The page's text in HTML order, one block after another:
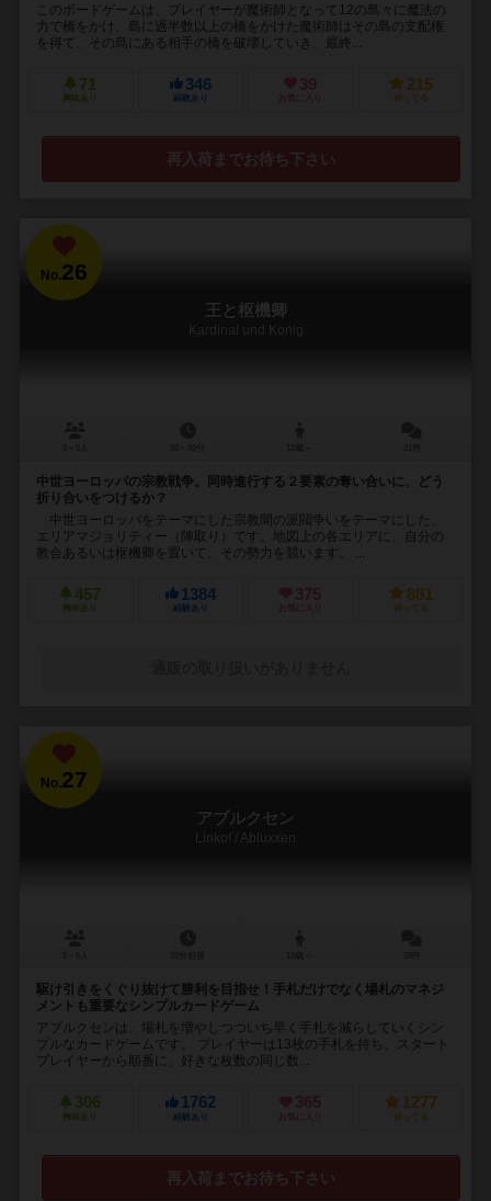
このボードゲームは、プレイヤーが魔術師となって12の島々に魔法の
力で橋をかけ、島に過半数以上の橋をかけた魔術師はその島の支配権
を得て、その島にある相手の橋を破壊していき、最終...
71
興味あり
346
経験あり
39
お気に入り
215
持ってる
再入荷までお待ち下さい
No.26
王と枢機卿
Kardinal und König
中世ヨーロッパの宗教戦争。同時進行する２要素の奪い合いに、どう
折り合いをつけるか？
中世ヨーロッパをテーマにした宗教間の派閥争いをテーマにした、
エリアマジョリティー（陣取り）です。地図上の各エリアに、自分の
教会あるいは枢機卿を置いて、その勢力を競います。 ...
457
興味あり
1384
経験あり
375
お気に入り
881
持ってる
No.27
アブルクセン
Linko! / Abluxxen
駆け引きをくぐり抜けて勝利を目指せ！手札だけでなく場札のマネジ
メントも重要なシンプルカードゲーム
アブルクセンは、場札を増やしつついち早く手札を減らしていくシン
プルなカードゲームです。 プレイヤーは13枚の手札を持ち、スタート
プレイヤーから順番に、好きな枚数の同じ数...
306
興味あり
1762
経験あり
365
お気に入り
1277
持ってる
再入荷までお待ち下さい